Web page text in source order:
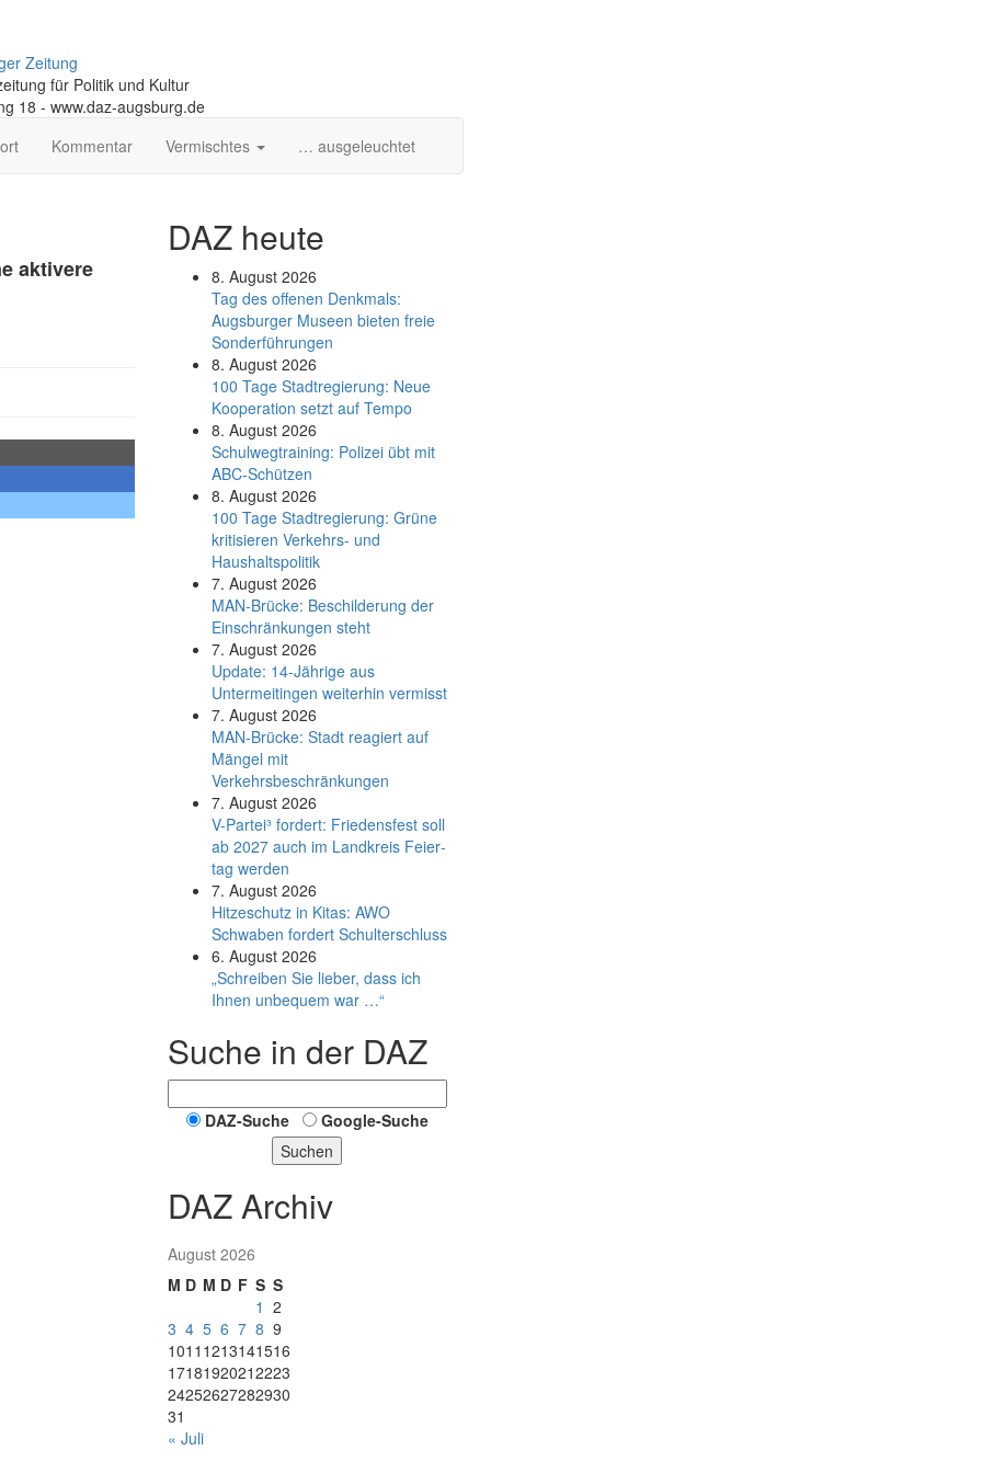
Zeitung
für Politik und Kultur
18 - www.daz-augsburg.de
Kommentar Vermischtes … ausgeleuchtet
aktivere
DAZ heute
8. August 2026
Tag des offenen Denkmals:
Augsburger Museen bieten freie
Sonderführungen
8. August 2026
100 Tage Stadtregierung: Neue
Kooperation setzt auf Tempo
8. August 2026
Schul­weg­trai­ning: Poli­zei übt mit
ABC-Schüt­zen
8. August 2026
100 Tage Stadtregierung: Grüne
kritisieren Verkehrs- und
Haushaltspolitik
7. August 2026
MAN-Brücke: Beschilderung der
Einschränkungen steht
7. August 2026
Update: 14-Jährige aus
Untermeitingen weiterhin vermisst
7. August 2026
MAN-Brücke: Stadt reagiert auf
Mängel mit
Verkehrsbeschränkungen
7. August 2026
V-Partei­³ fordert: Friedens­fest soll
ab 2027 auch im Land­kreis Feier­
tag werden
7. August 2026
Hitzeschutz in Kitas: AWO
Schwaben fordert Schulterschluss
6. August 2026
„Schreiben Sie lieber, dass ich
Ihnen unbequem war …“
Suche in der DAZ
DAZ-Suche
Google-Suche
Suchen
DAZ Archiv
August 2026
M D M D F S S
1 2
3 4 5 6 7 8 9
1011 1213141516
17181920212223
24252627282930
31
« Juli